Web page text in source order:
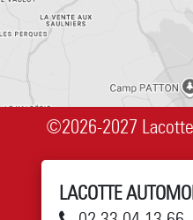
©2026-2027
LACOTTE